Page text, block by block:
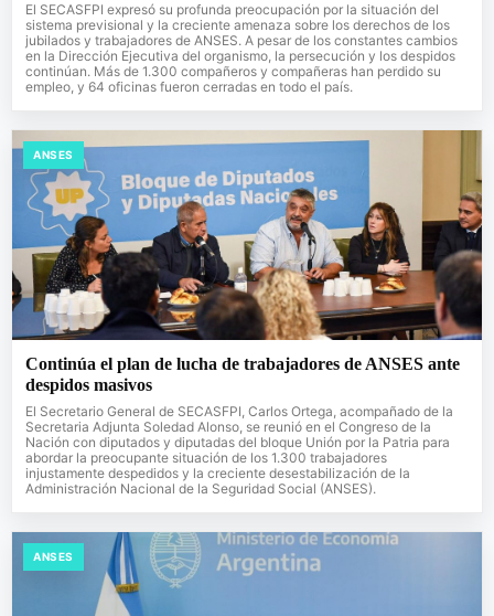
El SECASFPI expresó su profunda preocupación por la situación del
sistema previsional y la creciente amenaza sobre los derechos de los
jubilados y trabajadores de ANSES. A pesar de los constantes cambios
en la Dirección Ejecutiva del organismo, la persecución y los despidos
continúan. Más de 1.300 compañeros y compañeras han perdido su
empleo, y 64 oficinas fueron cerradas en todo el país.
ANSES
Continúa el plan de lucha de trabajadores de ANSES ante
despidos masivos
El Secretario General de SECASFPI, Carlos Ortega, acompañado de la
Secretaria Adjunta Soledad Alonso, se reunió en el Congreso de la
Nación con diputados y diputadas del bloque Unión por la Patria para
abordar la preocupante situación de los 1.300 trabajadores
injustamente despedidos y la creciente desestabilización de la
Administración Nacional de la Seguridad Social (ANSES).
ANSES